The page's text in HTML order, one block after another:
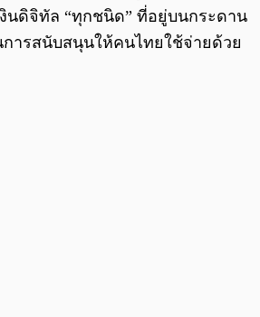
งินดิจิทัล “ทุกชนิด” ที่อยู่บนกระดาน
การสนับสนุนให้คนไทยใช้จ่ายด้วย